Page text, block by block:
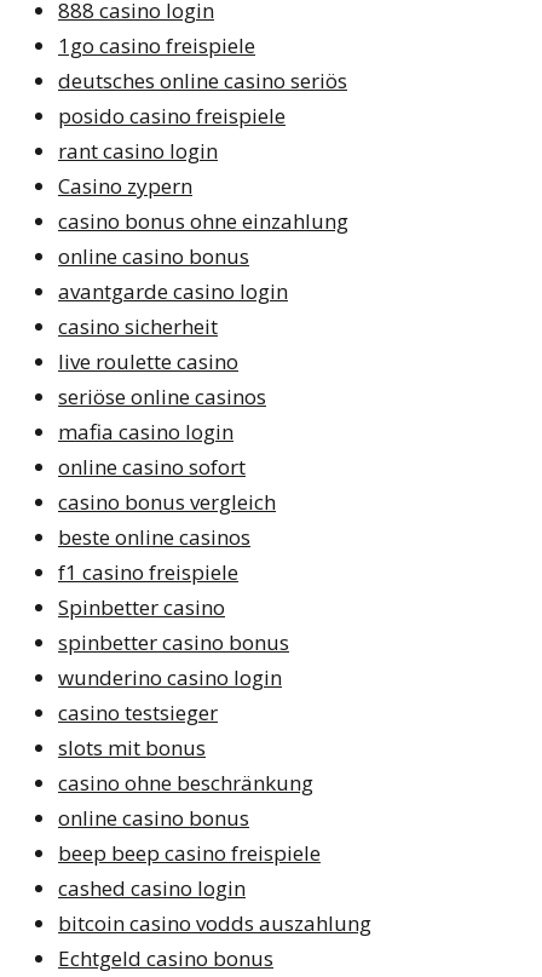
888 casino login
1go casino freispiele
deutsches online casino seriös
posido casino freispiele
rant casino login
Casino zypern
casino bonus ohne einzahlung
online casino bonus
avantgarde casino login
casino sicherheit
live roulette casino
seriöse online casinos
mafia casino login
online casino sofort
casino bonus vergleich
beste online casinos
f1 casino freispiele
Spinbetter casino
spinbetter casino bonus
wunderino casino login
casino testsieger
slots mit bonus
casino ohne beschränkung
online casino bonus
beep beep casino freispiele
cashed casino login
bitcoin casino vodds auszahlung
Echtgeld casino bonus